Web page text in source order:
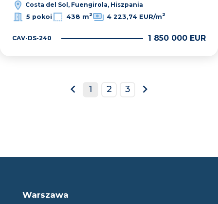
Costa del Sol, Fuengirola, Hiszpania
5 pokoi
438 m2 4 223,74 EUR/m2
CAV-DS-240 1 850 000 EUR
prev
1 2 3
next
Warszawa